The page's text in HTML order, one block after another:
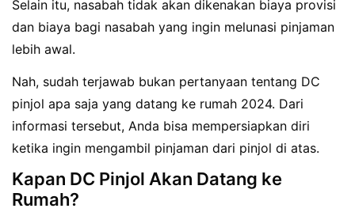
Selain itu, nasabah tidak akan dikenakan biaya provisi
dan biaya bagi nasabah yang ingin melunasi pinjaman
lebih awal.
Nah, sudah terjawab bukan pertanyaan tentang DC
pinjol apa saja yang datang ke rumah 2024. Dari
informasi tersebut, Anda bisa mempersiapkan diri
ketika ingin mengambil pinjaman dari pinjol di atas.
Kapan DC Pinjol Akan Datang ke
Rumah?